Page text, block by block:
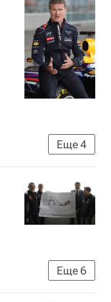
Еще4
Еще6